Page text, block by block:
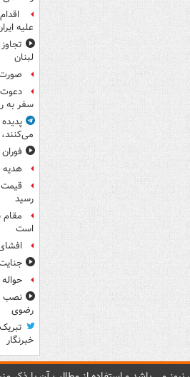
علیه
لبنان
دعوت
سفر به
می‌کنند،
هدیه
رسید
است
حواله دلار ۱۵۴
نصب
رضوی
خبرنگار